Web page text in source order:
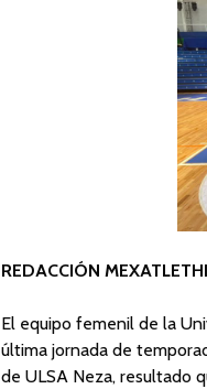
REDACCIÓN
El equipo femenil de la
última jornada de
de ULSA Neza, resultado